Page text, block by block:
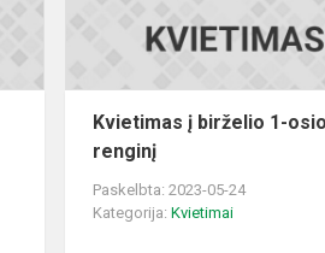
Kvietimas į birželio 1-
renginį
Paskelbta: 2023-05-24
Kategorija:Kvietimai